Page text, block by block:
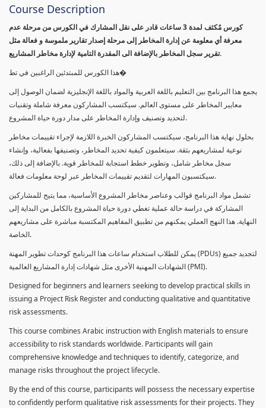
Course Description
كورس مٌكثف لمدة 3 ساعات قادر على نقل المشارك في الكورس من مرحلة عدم
معرفة أي معلومة عن إدارة المخاطر إلى مرحلة إصدار تقارير ملموسة و فعالة مثل
تقرير سجل المخاطر بالإضافة الى المقدرة التامية لإدارة مخاطر المشاريع.
هذا الكورس للمبتدئين الراغبين في تط�
يجمع هذا البرنامج بين التعليم باللغة العربية والمواد باللغة الإنجليزية لضمان الوصول إلى
معايير المخاطر على مستوى العالم. سيكتسب المشاركون معرفة شاملة وتقنيات
لتحديد وتصنيف وإدارة المخاطر على مدار دورة حياة المشروع.
بحلول نهاية هذا البرنامج، سيكتسب المشاركون الخبرة اللازمة لإجراء تقييمات مخاطر
نوعية لمشاريعهم بثقة. سيتعلمون كيفية تحديد المخاطر، وتصنيفها بفعالية، وإنشاء
سجل مخاطر شامل، وتطوير خطط استجابة للمخاطر قوية. بالإضافة إلى ذلك،
سيكتسبون المهارات لتقديم تقييمات المخاطر عبر لوحة معلومات فعالة.
تشمل مواد البرنامج قوالب وعناصر مخاطر المشروع الأساسية، مما يتيح للمشاركين
المشاركة في دراسة حالة عملية تغطي دورة حياة المشروع بالكامل من البداية إلى
النهاية. هذا النهج العملي يمكنهم من تطبيق المفاهيم المكتسبة مباشرة على مشاريعهم
الخاصة.
يمكن للطلاب استخدام ساعات هذا البرنامج كوحدات تطوير المهنة (PDUs) لتجديد جميع
الشهادات المهنية الأخرى مثل شهادات إدارة المشاريع العالمية (PMI).
Designed for beginners and learners seeking to develop practical skills in
issuing a Project Risk Register and conducting qualitative and quantitative
risk assessments.
This course combines Arabic instruction with English materials to ensure
accessibility to risk standards worldwide. Participants will gain
comprehensive knowledge and techniques to identify, categorize, and
manage risks throughout the project lifecycle.
By the end of this course, participants will possess the necessary expertise
to confidently perform qualitative risk assessments for their projects. They